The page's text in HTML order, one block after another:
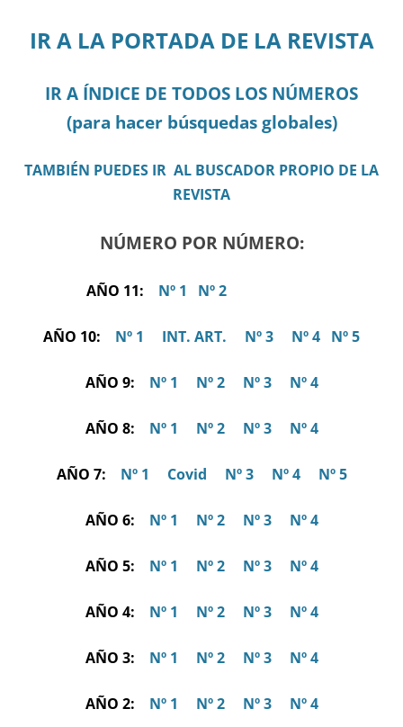
IR A LA PORTADA DE LA REVISTA
IR A ÍNDICE DE TODOS LOS NÚMEROS
(para hacer búsquedas globales)
TAMBIÉN PUEDES IR AL BUSCADOR PROPIO DE LA
REVISTA
NÚMERO POR NÚMERO:
AÑO 11: Nº 1 Nº 2
AÑO 10: Nº 1 INT. ART. Nº 3 Nº 4 Nº 5
AÑO 9: Nº 1 Nº 2 Nº 3 Nº 4
AÑO 8: Nº 1 Nº 2 Nº 3 Nº 4
AÑO 7: Nº 1 Covid Nº 3 Nº 4 Nº 5
AÑO 6: Nº 1 Nº 2 Nº 3 Nº 4
AÑO 5: Nº 1 Nº 2 Nº 3 Nº 4
AÑO 4: Nº 1 Nº 2 Nº 3 Nº 4
AÑO 3: Nº 1 Nº 2 Nº 3 Nº 4
AÑO 2: Nº 1 Nº 2 Nº 3 Nº 4